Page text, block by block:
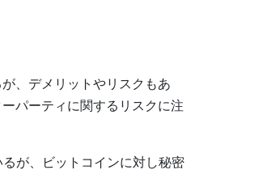
、デメリットやリスクもあ
パーティに関するリスクに注
が、ビットコインに対し秘密